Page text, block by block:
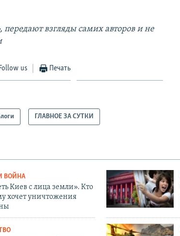
взгляды самих авторов и не
Follow us Печать
ГЛАВНОЕ ЗА СУТКИ
ВОЙНА
Киев с лица земли». Кто
хочет уничтожения